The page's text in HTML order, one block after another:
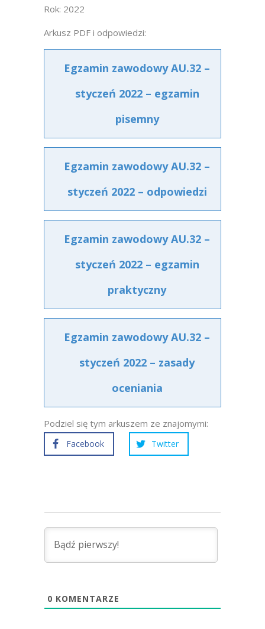
Rok: 2022
Arkusz PDF i odpowiedzi:
Egzamin zawodowy AU.32 –
styczeń 2022 – egzamin
pisemny
Egzamin zawodowy AU.32 –
styczeń 2022 – odpowiedzi
Egzamin zawodowy AU.32 –
styczeń 2022 – egzamin
praktyczny
Egzamin zawodowy AU.32 –
styczeń 2022 – zasady
oceniania
Podziel się tym arkuszem ze znajomymi:
Facebook Twitter
0 KOMENTARZE